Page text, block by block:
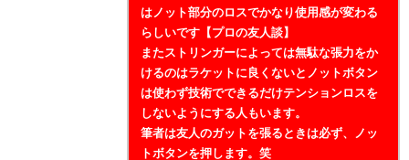
はノット部分のロスでかなり使用感が変わる
らしいです【プロの友人談】
またストリンガーによっては無駄な張力をか
けるのはラケットに良くないとノットボタン
は使わず技術でできるだけテンションロスを
しないようにする人もいます。
筆者は友人のガットを張るときは必ず、ノッ
トボタンを押します。笑